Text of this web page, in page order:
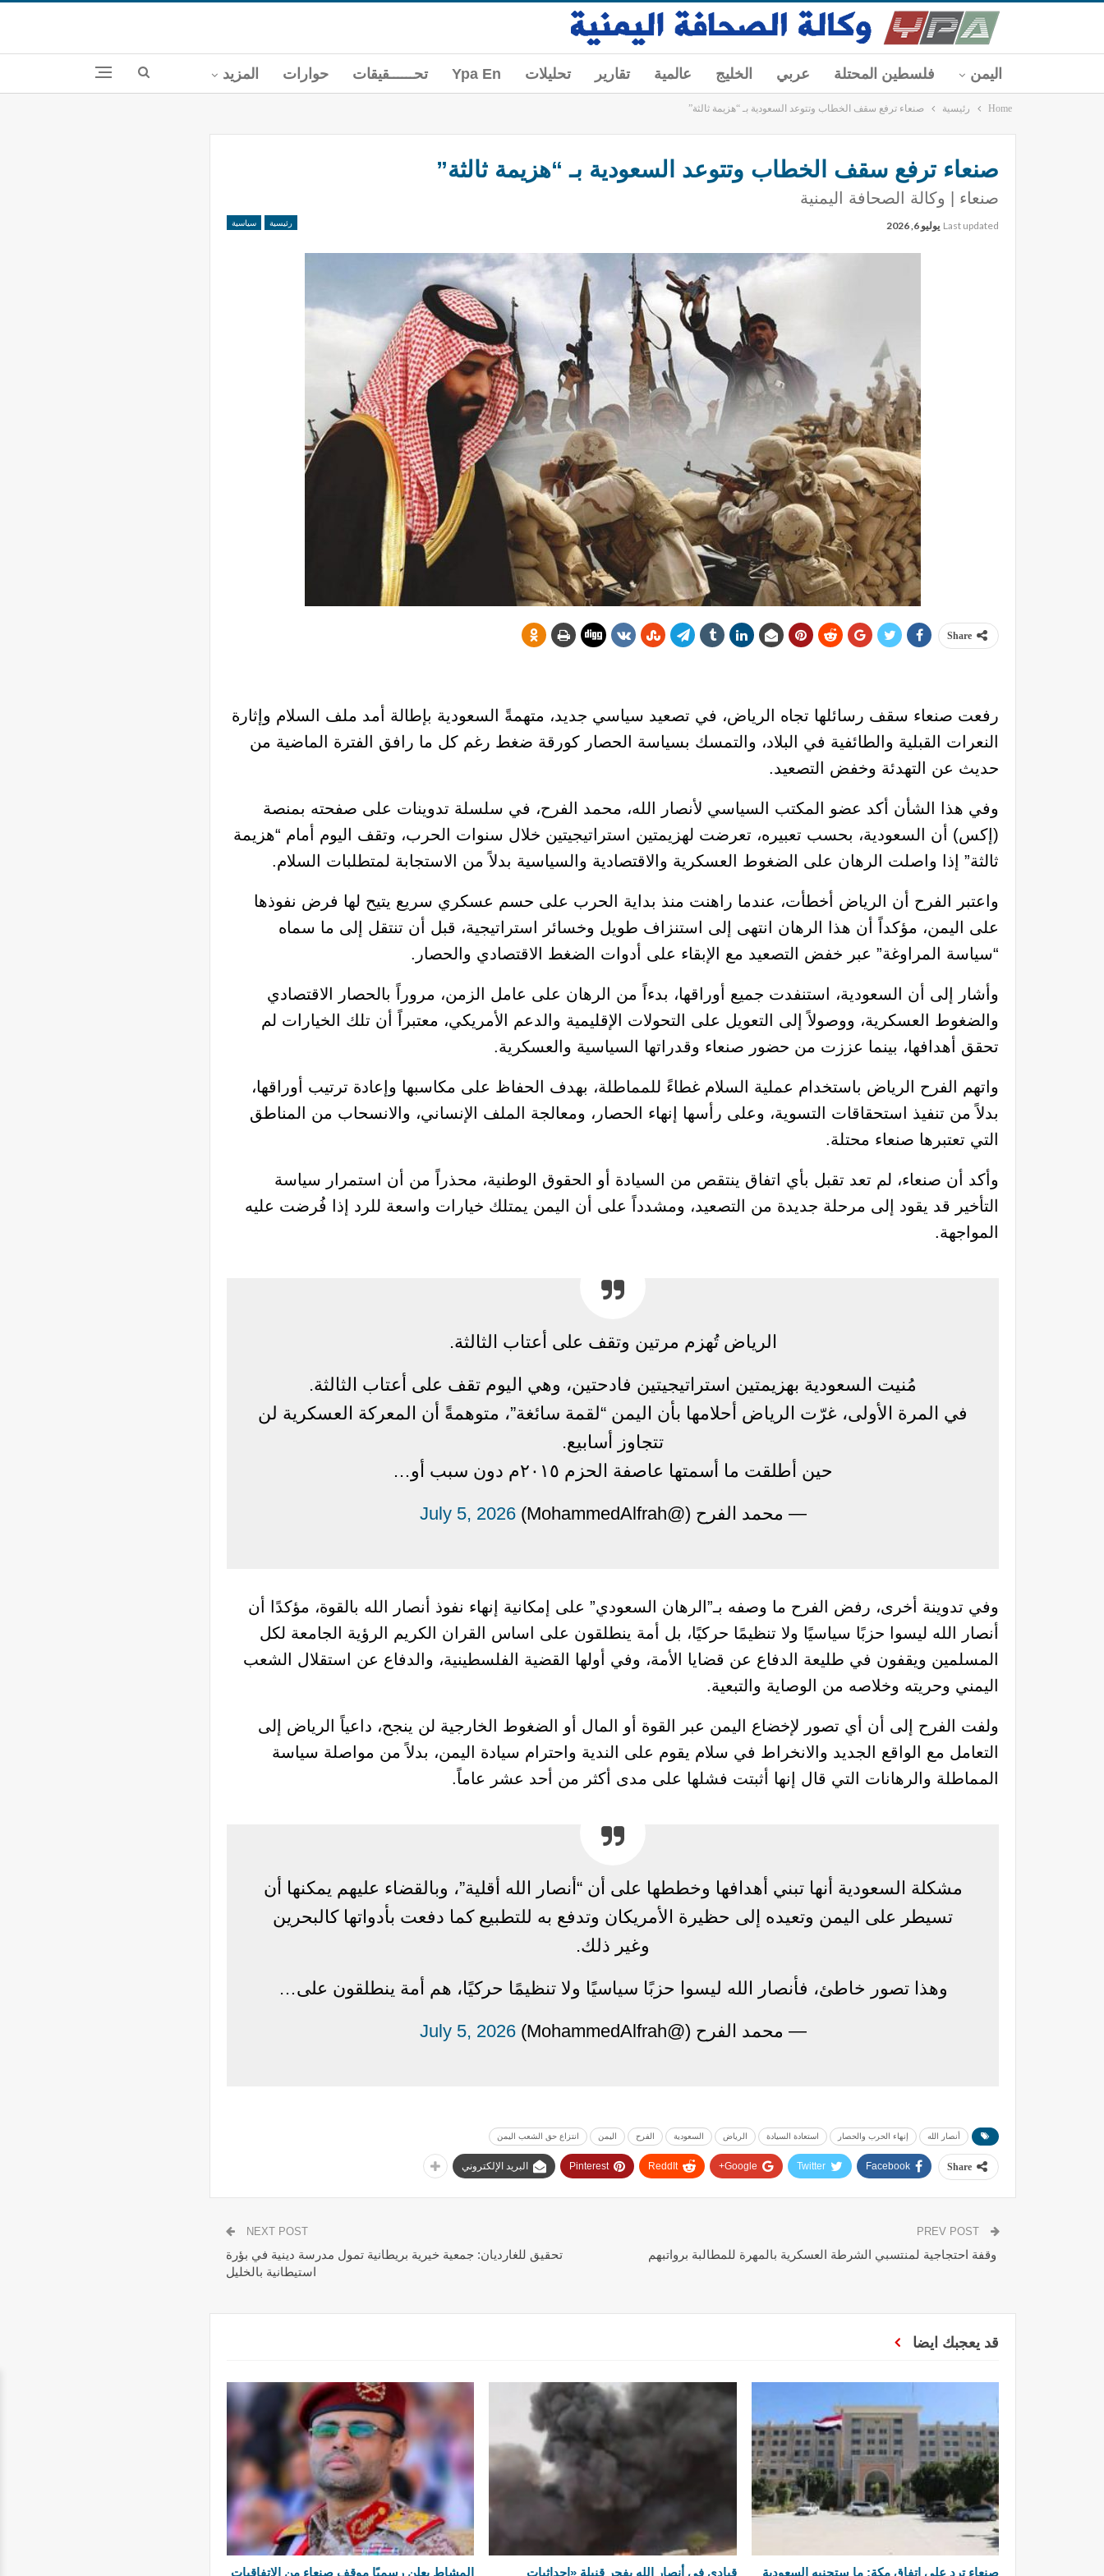
اليمن فلسطين المحتلة عربي الخليج عالمية تقارير تحليلات Ypa En تحــــــقيقات حوارات المزيد
Home رئيسية صنعاء ترفع سقف الخطاب وتتوعد السعودية بـ “هزيمة ثالثة”
صنعاء ترفع سقف الخطاب وتتوعد السعودية بـ “هزيمة ثالثة”
صنعاء | وكالة الصحافة اليمنية
رئيسية سياسية Last updated يوليو 6, 2026
Share
رفعت صنعاء سقف رسائلها تجاه الرياض، في تصعيد سياسي جديد، متهمةً السعودية بإطالة أمد ملف السلام وإثارة
النعرات القبلية والطائفية في البلاد، والتمسك بسياسة الحصار كورقة ضغط رغم كل ما رافق الفترة الماضية من
حديث عن التهدئة وخفض التصعيد.
وفي هذا الشأن أكد عضو المكتب السياسي لأنصار الله، محمد الفرح، في سلسلة تدوينات على صفحته بمنصة
(إكس) أن السعودية، بحسب تعبيره، تعرضت لهزيمتين استراتيجيتين خلال سنوات الحرب، وتقف اليوم أمام “هزيمة
ثالثة” إذا واصلت الرهان على الضغوط العسكرية والاقتصادية والسياسية بدلاً من الاستجابة لمتطلبات السلام.
واعتبر الفرح أن الرياض أخطأت، عندما راهنت منذ بداية الحرب على حسم عسكري سريع يتيح لها فرض نفوذها
على اليمن، مؤكداً أن هذا الرهان انتهى إلى استنزاف طويل وخسائر استراتيجية، قبل أن تنتقل إلى ما سماه
“سياسة المراوغة” عبر خفض التصعيد مع الإبقاء على أدوات الضغط الاقتصادي والحصار.
وأشار إلى أن السعودية، استنفدت جميع أوراقها، بدءاً من الرهان على عامل الزمن، مروراً بالحصار الاقتصادي
والضغوط العسكرية، ووصولاً إلى التعويل على التحولات الإقليمية والدعم الأمريكي، معتبراً أن تلك الخيارات لم
تحقق أهدافها، بينما عززت من حضور صنعاء وقدراتها السياسية والعسكرية.
واتهم الفرح الرياض باستخدام عملية السلام غطاءً للمماطلة، بهدف الحفاظ على مكاسبها وإعادة ترتيب أوراقها،
بدلاً من تنفيذ استحقاقات التسوية، وعلى رأسها إنهاء الحصار، ومعالجة الملف الإنساني، والانسحاب من المناطق
التي تعتبرها صنعاء محتلة.
وأكد أن صنعاء، لم تعد تقبل بأي اتفاق ينتقص من السيادة أو الحقوق الوطنية، محذراً من أن استمرار سياسة
التأخير قد يقود إلى مرحلة جديدة من التصعيد، ومشدداً على أن اليمن يمتلك خيارات واسعة للرد إذا فُرضت عليه
المواجهة.
الرياض تُهزم مرتين وتقف على أعتاب الثالثة.
مُنيت السعودية بهزيمتين استراتيجيتين فادحتين، وهي اليوم تقف على أعتاب الثالثة.
في المرة الأولى، غرّت الرياض أحلامها بأن اليمن “لقمة سائغة”، متوهمةً أن المعركة العسكرية لن
تتجاوز أسابيع.
حين أطلقت ما أسمتها عاصفة الحزم ٢٠١٥م دون سبب أو…
— محمد الفرح (@MohammedAlfrah) July 5, 2026
وفي تدوينة أخرى، رفض الفرح ما وصفه بـ”الرهان السعودي” على إمكانية إنهاء نفوذ أنصار الله بالقوة، مؤكدًا أن
أنصار الله ليسوا حزبًا سياسيًا ولا تنظيمًا حركيًا، بل أمة ينطلقون على اساس القران الكريم الرؤية الجامعة لكل
المسلمين ويقفون في طليعة الدفاع عن قضايا الأمة، وفي أولها القضية الفلسطينية، والدفاع عن استقلال الشعب
اليمني وحريته وخلاصه من الوصاية والتبعية.
ولفت الفرح إلى أن أي تصور لإخضاع اليمن عبر القوة أو المال أو الضغوط الخارجية لن ينجح، داعياً الرياض إلى
التعامل مع الواقع الجديد والانخراط في سلام يقوم على الندية واحترام سيادة اليمن، بدلاً من مواصلة سياسة
المماطلة والرهانات التي قال إنها أثبتت فشلها على مدى أكثر من أحد عشر عاماً.
مشكلة السعودية أنها تبني أهدافها وخططها على أن “أنصار الله أقلية”، وبالقضاء عليهم يمكنها أن
تسيطر على اليمن وتعيده إلى حظيرة الأمريكان وتدفع به للتطبيع كما دفعت بأدواتها كالبحرين
وغير ذلك.
وهذا تصور خاطئ، فأنصار الله ليسوا حزبًا سياسيًا ولا تنظيمًا حركيًا، هم أمة ينطلقون على…
— محمد الفرح (@MohammedAlfrah) July 5, 2026
أنصار الله إنهاء الحرب والحصار استعادة السيادة الرياض السعودية الفرح اليمن انتزاع حق الشعب اليمن
Share
Facebook
Twitter
Google+
ReddIt
Pinterest البريد الإلكتروني
وقفة احتجاجية لمنتسبي الشرطة العسكرية بالمهرة للمطالبة برواتبهم
NEXT POST
تحقيق للغارديان: جمعية خيرية بريطانية تمول مدرسة دينية في بؤرة
استيطانية بالخليل
قد يعجبك ايضا
صنعاء ترد على اتفاق مكة: ما ستجنيه السعودية قيادي في أنصار الله يفجر قنبلة «إحداثيات المشاط يعلن رسميًا موقف صنعاء من الاتفاقيات